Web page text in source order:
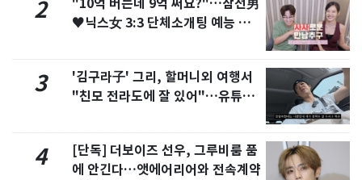
2
"10억 버는데 9억 써요?"…삼전男
♥닉스女 3:3 단체소개팅 예능 화
3
'김구라子' 그리, 할머니외 여행서
"친모 전라도에 잘 있어"…유튜브
4
[단독] 더보이즈 선우, 그루비룸 품
에 안긴다…앳에어리어와 전속계약